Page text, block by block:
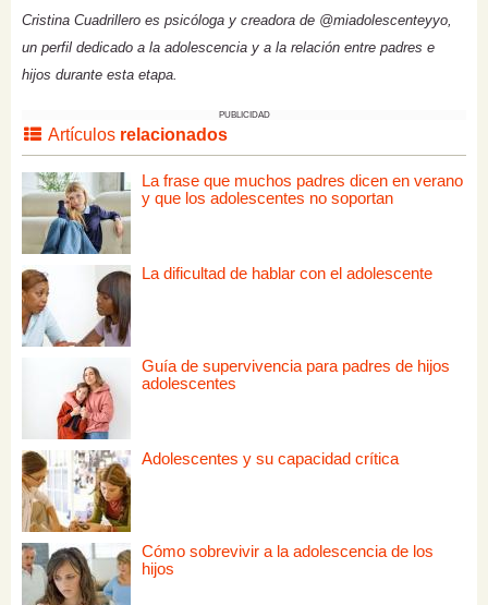
Cristina Cuadrillero es psicóloga y creadora de @miadolescenteyyo,
un perfil dedicado a la adolescencia y a la relación entre padres e
hijos durante esta etapa.
PUBLICIDAD
Artículos relacionados
La frase que muchos padres dicen en verano
y que los adolescentes no soportan
La dificultad de hablar con el adolescente
Guía de supervivencia para padres de hijos
adolescentes
Adolescentes y su capacidad crítica
Cómo sobrevivir a la adolescencia de los
hijos